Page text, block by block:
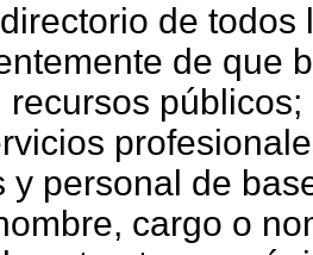
de
de que
recursos
y personal de
cargo o